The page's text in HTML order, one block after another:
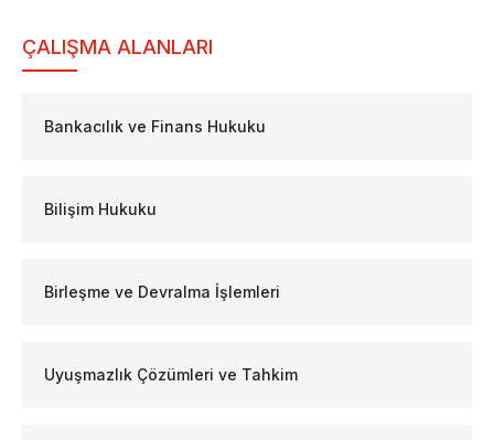
ÇALIŞMA ALANLARI
Bankacılık ve Finans Hukuku
Bilişim Hukuku
Birleşme ve Devralma İşlemleri
Uyuşmazlık Çözümleri ve Tahkim